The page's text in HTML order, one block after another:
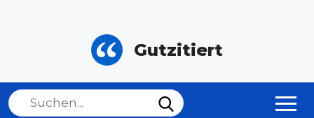
Gutzitiert